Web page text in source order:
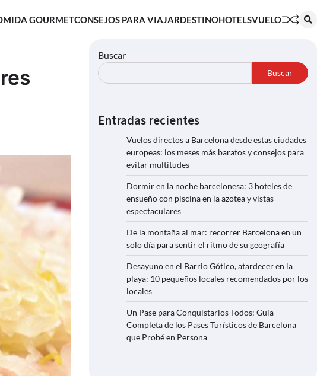
GOURMETCONSEJOS PARA VIAJARDESTINOHOTELSVUELO
Buscar
Buscar
Entradas recientes
Vuelos directos a Barcelona desde estas ciudades
europeas: los meses más baratos y consejos para
evitar multitudes
Dormir en la noche barcelonesa: 3 hoteles de
ensueño con piscina en la azotea y vistas
espectaculares
De la montaña al mar: recorrer Barcelona en un
solo día para sentir el ritmo de su geografía
Desayuno en el Barrio Gótico, atardecer en la
playa: 10 pequeños locales recomendados por los
locales
Un Pase para Conquistarlos Todos: Guía
Completa de los Pases Turísticos de Barcelona
que Probé en Persona